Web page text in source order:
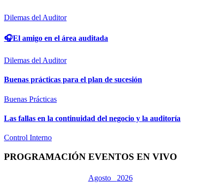
Dilemas del Auditor
🎧El amigo en el área auditada
Dilemas del Auditor
Buenas prácticas para el plan de sucesión
Buenas Prácticas
Las fallas en la continuidad del negocio y la auditoría
Control Interno
PROGRAMACIÓN EVENTOS EN VIVO
Agosto 2026